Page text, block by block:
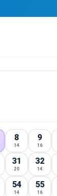
8
14
9
16
31
20
32
14
54
14
55
16